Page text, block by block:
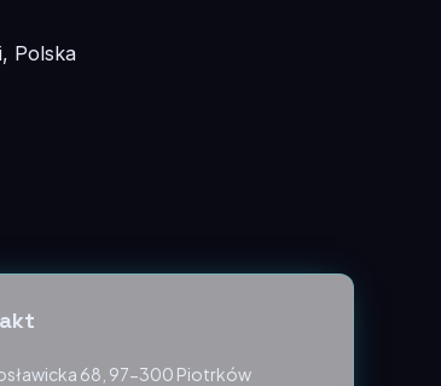
Polska
68, 97-300 Piotrków